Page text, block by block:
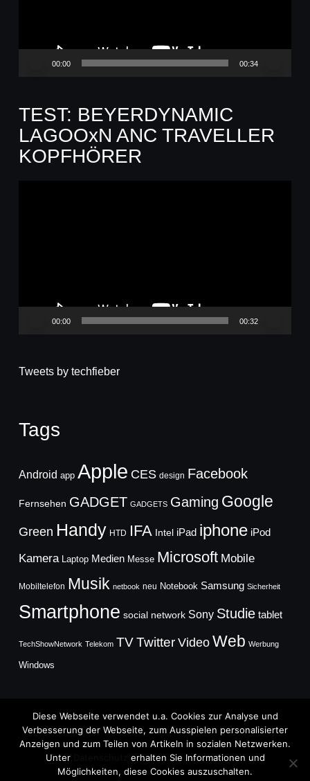
00:00 00:34
TEST: BEYERDYNAMIC
LAGOOxN ANC TRAVELLER
KOPFHÖRER
00:00 00:32
Tweets by techfieber
Tags
Android app Apple CES design Facebook
Fernsehen GADGET GADGETS Gaming Google
Green Handy HTD IFA Intel iPad iphone iPod
Kamera Laptop Medien Messe Microsoft Mobile
Mobiltelefon Musik netbook neu Notebook Samsung Sicherheit
Smartphone social network Sony Studie tablet
TechShowNetwork Telekom TVTwitter Video Web Werbung
Windows
Copyright © 2026
TechFieber Blog
Diese Webseite verwendet u.a. Cookies zur Analyse und
Verbesserung der Webseite, zum Ausspielen personalisierter
Anzeigen und zum Teilen von Artikeln in sozialen Netzwerken.
Unter
erhalten Sie Informationen und
Möglichkeiten, diese Cookies auszuschalten.